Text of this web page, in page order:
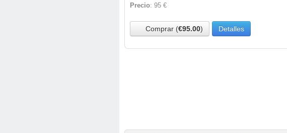
Precio: 95 €
Comprar (€95.00) Detalles